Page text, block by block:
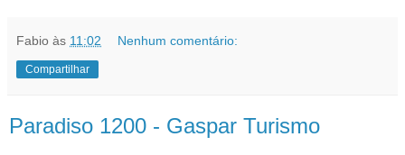
Fabio às 11:02 Nenhum comentário:
Compartilhar
Paradiso 1200 - Gaspar Turismo